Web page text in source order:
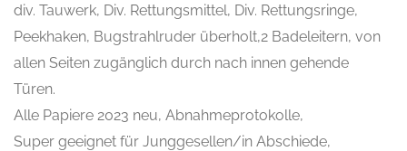
div. Tauwerk, Div. Rettungsmittel, Div. Rettungsringe,
Peekhaken, Bugstrahlruder überholt,2 Badeleitern, von
allen Seiten zugänglich durch nach innen gehende
Türen.
Alle Papiere 2023 neu, Abnahmeprotokolle,
Super geeignet für Junggesellen/in Abschiede,